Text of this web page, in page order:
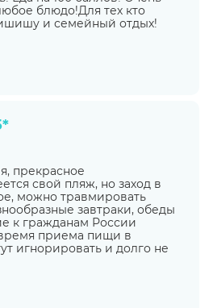
блюдо!Для тех кто
и семейный отдых!
прекрасное
свой пляж, но заход в
можно травмировать
завтраки, обеды
к гражданам России
приема пищи в
игнорировать и долго не